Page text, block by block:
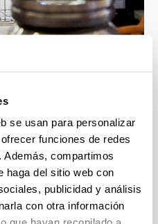
se usan para personalizar
funciones de redes
compartimos
haga del sitio web con
publicidad y análisis
con otra información
calidad docente e
la mejor formación
el grado.
ambiente científico que
de investigación